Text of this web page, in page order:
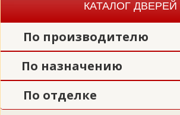
КАТАЛОГ ДВЕРЕЙ
По производителю
По назначению
По отделке